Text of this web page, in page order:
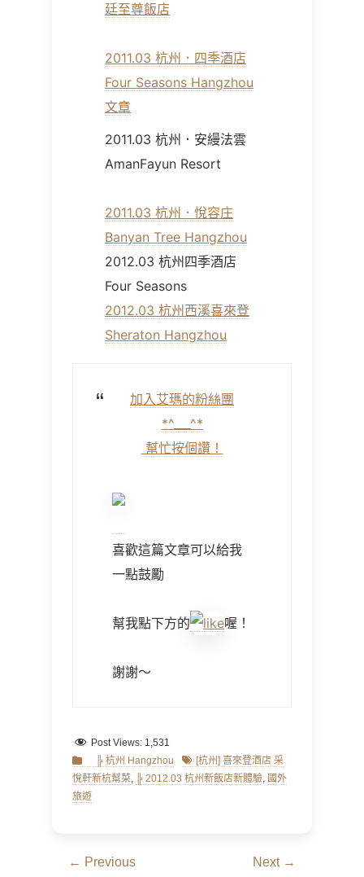
廷至尊飯店
2011.03 杭州．四季酒店
Four Seasons Hangzhou
文章
2011.03 杭州．安縵法雲
AmanFayun Resort
2011.03 杭州．悅容庄
Banyan Tree Hangzhou
2012.03 杭州四季酒店
Four Seasons
2012.03 杭州西溪喜來登
Sheraton Hangzhou
加入艾瑪的粉絲團
*^___^*
幫忙按個讚！
喜歡這篇文章可以給我
一點鼓勵
幫我點下方的 喔！
謝謝～
Post Views: 1,531
Categories
╠ 杭州 Hangzhou Tags[杭州] 喜來登酒店 采
悅軒新杭幫菜, ╠ 2012.03 杭州新飯店新體驗, 國外
旅遊
文
← Previous Next →